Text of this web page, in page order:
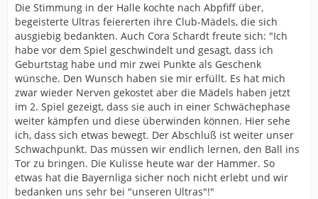
Die Stimmung in der Halle kochte nach Abpfiff über,
begeisterte Ultras feiererten ihre Club-Mädels, die sich
ausgiebig bedankten. Auch Cora Schardt freute sich: "Ich
habe vor dem Spiel geschwindelt und gesagt, dass ich
Geburtstag habe und mir zwei Punkte als Geschenk
wünsche. Den Wunsch haben sie mir erfüllt. Es hat mich
zwar wieder Nerven gekostet aber die Mädels haben jetzt
im 2. Spiel gezeigt, dass sie auch in einer Schwächephase
weiter kämpfen und diese überwinden können. Hier sehe
ich, dass sich etwas bewegt. Der Abschluß ist weiter unser
Schwachpunkt. Das müssen wir endlich lernen, den Ball ins
Tor zu bringen. Die Kulisse heute war der Hammer. So
etwas hat die Bayernliga sicher noch nicht erlebt und wir
bedanken uns sehr bei "unseren Ultras"!"